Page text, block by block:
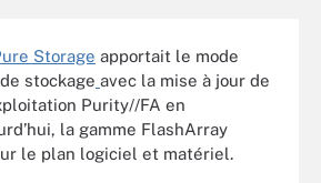
Storage apportait le mode
stockage avec la mise à jour de
Purity//FA en
la gamme FlashArray
le plan logiciel et matériel.